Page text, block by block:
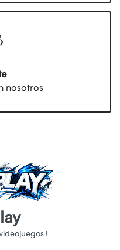
nosotros